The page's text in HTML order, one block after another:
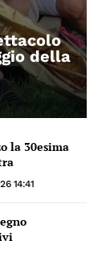
della
la 30esima
14:41